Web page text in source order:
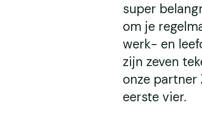
super
om je
werk- en
zijn zeven
onze partner
eerste vier.